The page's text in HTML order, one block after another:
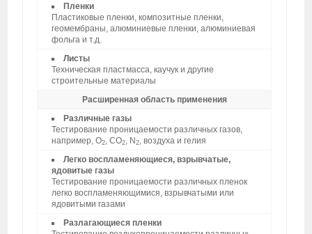
Пленки
Пластиковые пленки, композитные пленки,
геомембраны, алюминиевые пленки, алюминиевая
фольга и т.д.
Листы
Техническая пластмасса, каучук и другие
строительные материалы
Расширенная область применения
Различные газы
Тестирование проницаемости различных газов,
например, O2, CO2, N2, воздуха и гелия
Легко воспламеняющиеся, взрывчатые,
ядовитые газы
Тестирование проницаемости различных пленок
легко воспламеняющимися, взрывчатыми или
ядовитыми газами
Разлагающиеся пленки